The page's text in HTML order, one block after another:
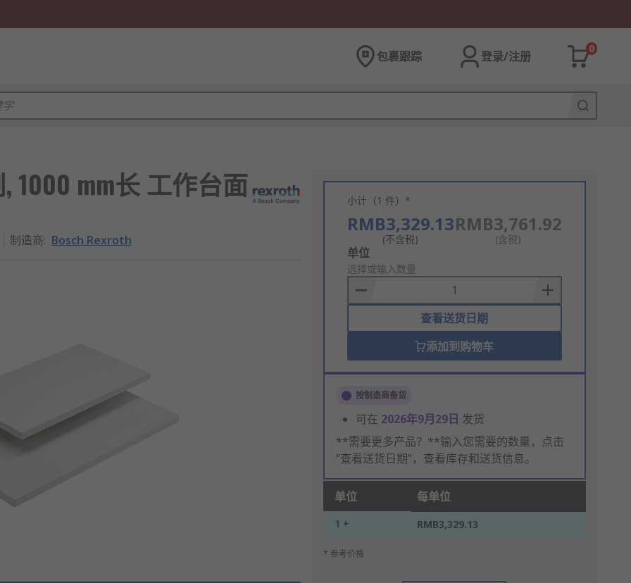
包裹跟踪 登录/注册
0
1000 mm长 工作台面
制造商: Bosch Rexroth
小计（1 件）*
RMB3,329.13
(不含税)
RMB3,761.92
(含税)
Add
to
Basket
单位
选择或输入数量
查看送货日期
添加到购物车
按制造商备货
可在 2026年9月29日 发货
**需要更多产品？**输入您需要的数量，点击
“查看送货日期”，查看库存和送货信息。
单位 每单位
1 + RMB3,329.13
* 参考价格